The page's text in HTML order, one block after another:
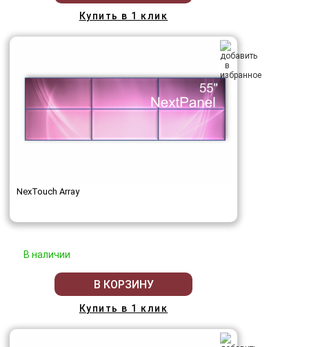
Купить в 1 клик
NexTouch Array
В наличии
В КОРЗИНУ
Купить в 1 клик